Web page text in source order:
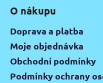
O nákupu
Doprava a platba
Moje objednávka
Obchodní podmínky
Podmínky ochrany